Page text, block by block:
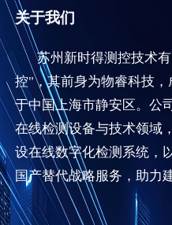
苏州新时得测控技术有
控"，其前身为物睿科技
于中国上海市静安区。公
在线检测设备与技术领域
设在线数字化检测系统，
国产替代战略服务，助力
关于我们